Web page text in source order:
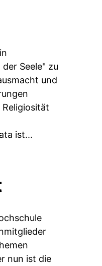
Seele" zu
und
ist...
nun ist die